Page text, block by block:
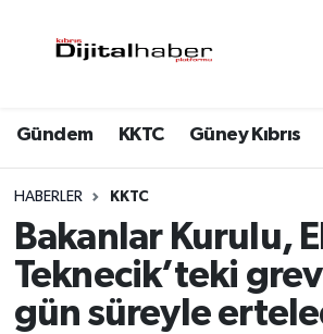
Gündem KKTC Güney Kıbrıs
HABERLER KKTC
Bakanlar Kurulu,
Teknecik’teki
gün süreyle
Trafik Durumu
Süper Lig Puan Durumu ve
Tüm Manşetler
Son Dakika Haberleri